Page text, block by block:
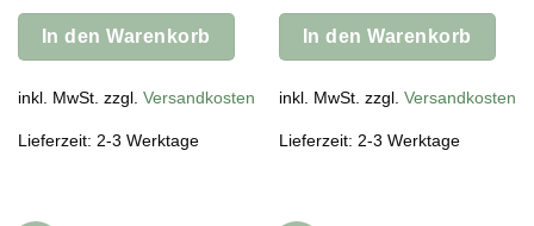
war:
24,95 €
ist:
12,48 €.
In den Warenkorb
inkl. MwSt. zzgl. Versandkosten
Lieferzeit: 2-3 Werktage
war:
24,95 €
ist:
12,48 €.
In den Warenkorb
inkl. MwSt. zzgl. Versandkosten
Lieferzeit: 2-3 Werktage